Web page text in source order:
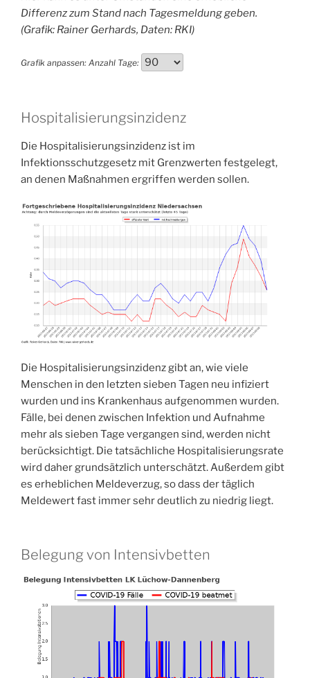
Differenz zum Stand nach Tagesmeldung geben.
(Grafik: Rainer Gerhards, Daten: RKI)
Grafik anpassen: Anzahl Tage:
Hospitalisierungsinzidenz
Die Hospitalisierungsinzidenz ist im
Infektionsschutzgesetz mit Grenzwerten festgelegt,
an denen Maßnahmen ergriffen werden sollen.
Die Hospitalisierungsinzidenz gibt an, wie viele
Menschen in den letzten sieben Tagen neu infiziert
wurden und ins Krankenhaus aufgenommen wurden.
Fälle, bei denen zwischen Infektion und Aufnahme
mehr als sieben Tage vergangen sind, werden nicht
berücksichtigt. Die tatsächliche Hospitalisierungsrate
wird daher grundsätzlich unterschätzt. Außerdem gibt
es erheblichen Meldeverzug, so dass der täglich
Meldewert fast immer sehr deutlich zu niedrig liegt.
Belegung von Intensivbetten